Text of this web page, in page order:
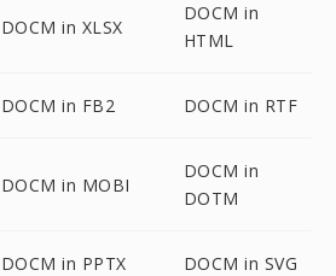
DOCM in XLSX
DOCM in
HTML
DOCM in FB2 DOCM in RTF
DOCM in MOBI
DOCM in
DOTM
DOCM in PPTX DOCM in SVG